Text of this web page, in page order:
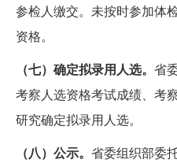
参检人缴交。未按时参加体
资格。
（七）确定拟录用人选。 省
考察人选资格考试成绩、考
研究确定拟录用人选。
（八）公示。 省委组织部委